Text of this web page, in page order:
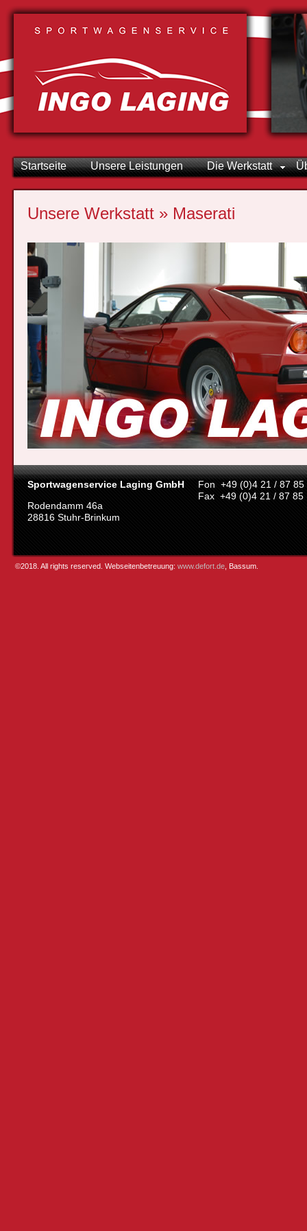
Startseite Unsere Leistungen Die Werkstatt
Unsere Werkstatt » Maserati
Sportwagenservice Laging GmbH
Rodendamm 46a
28816 Stuhr-Brinkum
Fon +49 (0)4 21 / 87 85
Fax +49 (0)4 21 / 87 85
©2018. All rights reserved. Webseitenbetreuung: www.defort.de , Bassum.